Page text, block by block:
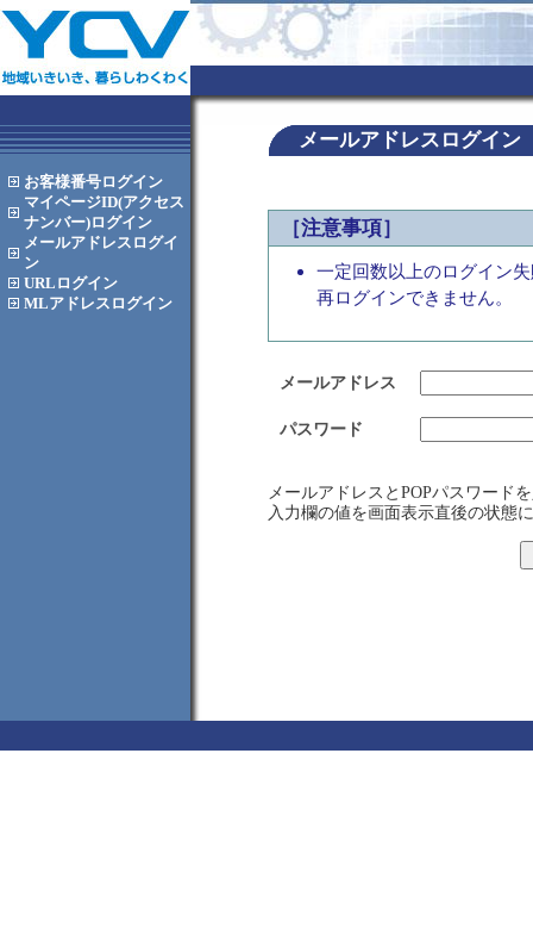
お客様番号ログイン
マイページID(アクセス
ナンバー)ログイン
メールアドレス ログイ
ン
URL ログイン
MLアドレス ログイン
メールアドレスログイン
［注意事項］
一定回数以上のログイン
再ログインできません。
メールアドレス
パスワード
メールアドレスとPOPパスワード
入力欄の値を画面表示直後の状態